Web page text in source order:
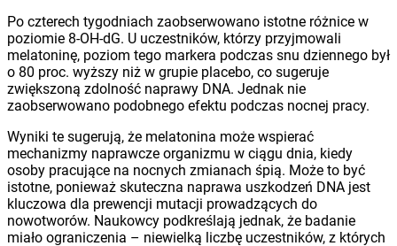
Po czterech tygodniach zaobserwowano istotne różnice w
poziomie 8-OH-dG. U uczestników, którzy przyjmowali
melatoninę, poziom tego markera podczas snu dziennego był
o 80 proc. wyższy niż w grupie placebo, co sugeruje
zwiększoną zdolność naprawy DNA. Jednak nie
zaobserwowano podobnego efektu podczas nocnej pracy.
Wyniki te sugerują, że melatonina może wspierać
mechanizmy naprawcze organizmu w ciągu dnia, kiedy
osoby pracujące na nocnych zmianach śpią. Może to być
istotne, ponieważ skuteczna naprawa uszkodzeń DNA jest
kluczowa dla prewencji mutacji prowadzących do
nowotworów. Naukowcy podkreślają jednak, że badanie
miało ograniczenia – niewielką liczbę uczestników, z których